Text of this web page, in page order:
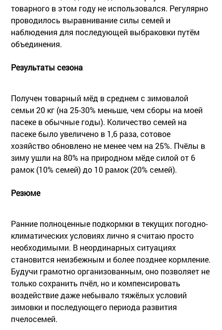
товарного в этом году не использовался. Регулярно
проводилось выравнивание силы семей и
наблюдения для последующей выбраковки путём
объединения.
Результаты сезона
Получен товарный мёд в среднем с зимовалой
семьи 20 кг (на 25-30% меньше, чем сборы на моей
пасеке в обычные годы). Количество семей на
пасеке было увеличено в 1,6 раза, сотовое
хозяйство обновлено не менее чем на 25%. Пчёлы в
зиму ушли на 80% на природном мёде силой от 6
рамок (10% семей) до 10 рамок (20% семей).
Резюме
Ранние полноценные подкормки в текущих погодно-
климатических условиях лично я считаю просто
необходимыми. В неординарных ситуациях
становится неизбежным и более позднее кормление.
Будучи грамотно организованным, оно позволяет не
только сохранить пчёл, но и компенсировать
воздействие даже небывало тяжёлых условий
зимовки и последующего периода развития
пчелосемей.